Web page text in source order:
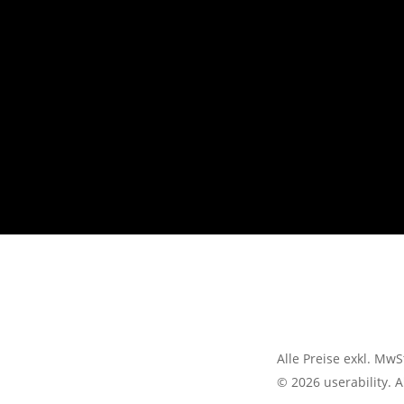
Alle Preise exkl.
© 2026 userability.